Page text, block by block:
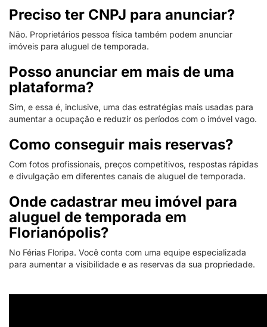
Preciso ter CNPJ para anunciar?
Não. Proprietários pessoa física também podem anunciar
imóveis para aluguel de temporada.
Posso anunciar em mais de uma
plataforma?
Sim, e essa é, inclusive, uma das estratégias mais usadas para
aumentar a ocupação e reduzir os períodos com o imóvel vago.
Como conseguir mais reservas?
Com fotos profissionais, preços competitivos, respostas rápidas
e divulgação em diferentes canais de aluguel de temporada.
Onde cadastrar meu imóvel para
aluguel de temporada em
Florianópolis?
No Férias Floripa. Você conta com uma equipe especializada
para aumentar a visibilidade e as reservas da sua propriedade.